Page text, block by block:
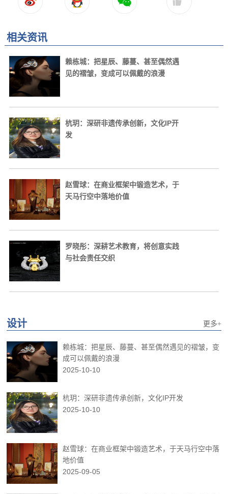
相关资讯
赖栋城：把星辰、藤蔓、甚至偶然遇
见的褶皱，变成可以佩戴的浪漫
杭玥：深研非遗传承创新，文化IP开
发
赵雪球：在商业框架中锻造艺术，于
天马行空中落地价值
罗晓彤：深耕艺术教育，将创意实践
与社会责任交织
设计 更多+
赖栋城：把星辰、藤蔓、甚至偶然遇见的褶皱，变
成可以佩戴的浪漫
2025-10-10
杭玥：深研非遗传承创新，文化IP开发
2025-10-10
赵雪球：在商业框架中锻造艺术，于天马行空中落
地价值
2025-09-05